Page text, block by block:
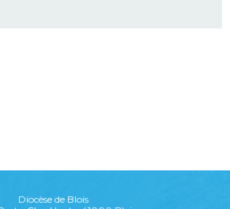
Diocèse de Blois